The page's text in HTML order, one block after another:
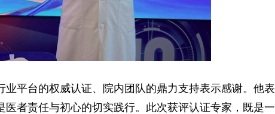
平台的权威认证、院内团队的鼎力支持表示感谢。他表
者责任与初心的切实践行。此次获评认证专家，既是一